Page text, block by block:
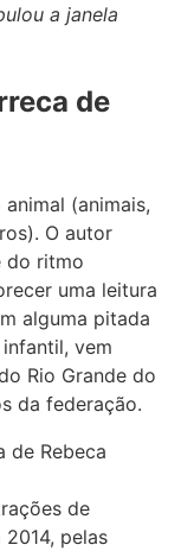
a janela
de
(animais,
O autor
do ritmo
uma leitura
alguma pitada
vem
Rio Grande do
da federação.
de
pelas